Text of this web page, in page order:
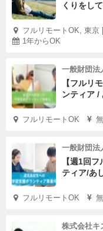
くりをし
フルリモートOK, 東京
1年からOK
一般財団法
【フルリ
ンティア /
フルリモートOK
一般財団法
【週1回
ティア/あ
フルリモートOK
株式会社キ